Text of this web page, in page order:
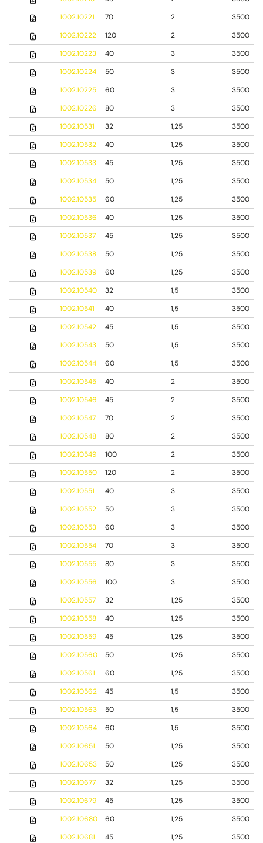
1002.10221
70 2
3500
1002.10222
120 2
3500
1002.10223
40 3
3500
1002.10224
50 3
3500
1002.10225
60 3
3500
1002.10226
80 3
3500
1002.10531
32 1,25
3500
1002.10532
40 1,25
3500
1002.10533
45 1,25
3500
1002.10534
50 1,25
3500
1002.10535
60 1,25
3500
1002.10536
40 1,25
3500
1002.10537
45 1,25
3500
1002.10538
50 1,25
3500
1002.10539
60 1,25
3500
1002.10540
32 1,5
3500
1002.10541
40 1,5
3500
1002.10542
45 1,5
3500
1002.10543
50 1,5
3500
1002.10544
60 1,5
3500
1002.10545
40 2
3500
1002.10546
45 2
3500
1002.10547
70 2
3500
1002.10548
80 2
3500
1002.10549
100 2
3500
1002.10550
120 2
3500
1002.10551
40 3
3500
1002.10552
50 3
3500
1002.10553
60 3
3500
1002.10554
70 3
3500
1002.10555
80 3
3500
1002.10556
100 3
3500
1002.10557
32 1,25
3500
1002.10558
40 1,25
3500
1002.10559
45 1,25
3500
1002.10560
50 1,25
3500
1002.10561
60 1,25
3500
1002.10562
45 1,5
3500
1002.10563
50 1,5
3500
1002.10564
60 1,5
3500
1002.10651
50 1,25
3500
1002.10653
50 1,25
3500
1002.10677
32 1,25
3500
1002.10679
45 1,25
3500
1002.10680
60 1,25
3500
1002.10681
45 1,25
3500